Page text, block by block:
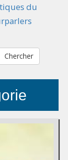
du
Chercher